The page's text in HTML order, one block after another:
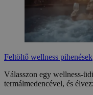
Feltöltő wellness pihenések
Válasszon egy wellness-
termálmedencével, és